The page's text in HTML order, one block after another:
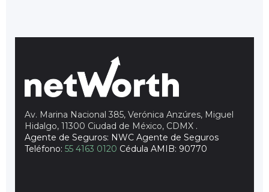
Av. Marina Nacional 385, Verónica Anzúres, Miguel
Hidalgo, 11300 Ciudad de México, CDMX .
Agente de Seguros: NWC Agente de Seguros
Teléfono: 55 4163 0120 Cédula AMIB: 90770